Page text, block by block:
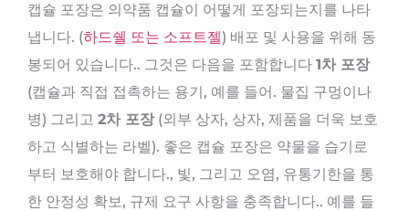
캡슐 포장은 의약품 캡슐이 어떻게 포장되는지를 나타
냅니다. (하드쉘 또는 소프트젤) 배포 및 사용을 위해 동
봉되어 있습니다.. 그것은 다음을 포함합니다 1차 포장
(캡슐과 직접 접촉하는 용기, 예를 들어. 물집 구멍이나
병) 그리고 2차 포장(외부 상자, 상자, 제품을 더욱 보호
하고 식별하는 라벨). 좋은 캡슐 포장은 약물을 습기로
부터 보호해야 합니다., 빛, 그리고 오염, 유통기한을 통
한 안정성 확보, 규제 요구 사항을 충족합니다.. 예를 들